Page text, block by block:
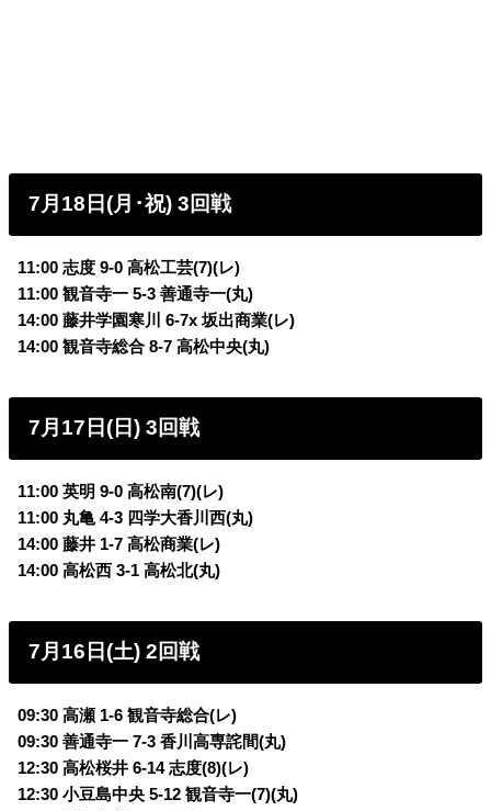
7月18日(月･祝) 3回戦
11:00 志度 9-0 高松工芸(7)(レ)
11:00 観音寺一 5-3 善通寺一(丸)
14:00 藤井学園寒川 6-7x 坂出商業(レ)
14:00 観音寺総合 8-7 高松中央(丸)
7月17日(日) 3回戦
11:00 英明 9-0 高松南(7)(レ)
11:00 丸亀 4-3 四学大香川西(丸)
14:00 藤井 1-7 高松商業(レ)
14:00 高松西 3-1 高松北(丸)
7月16日(土) 2回戦
09:30 高瀬 1-6 観音寺総合(レ)
09:30 善通寺一 7-3 香川高専詫間(丸)
12:30 高松桜井 6-14 志度(8)(レ)
12:30 小豆島中央 5-12 観音寺一(7)(丸)